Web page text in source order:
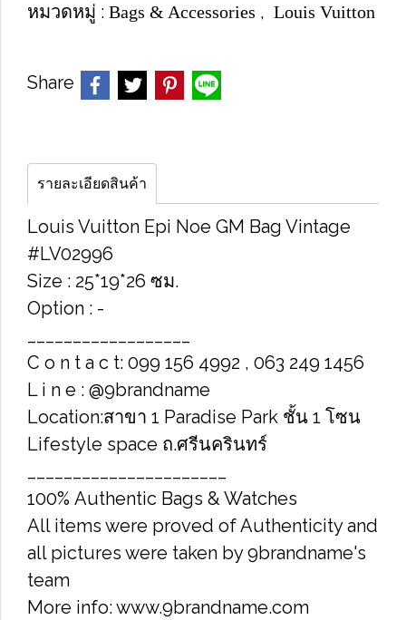
หมวดหมู่ : Bags & Accessories , Louis Vuitton
Share
รายละเอียดสินค้า
Louis Vuitton Epi Noe GM Bag Vintage
#LV02996
Size : 25*19*26 ซม.
Option : -
C o n t a c t: 099 156 4992 , 063 249 1456
L i n e : @9brandname
Location:สาขา 1 Paradise Park ชั้น 1 โซน
Lifestyle space ถ.ศรีนครินทร์
100% Authentic Bags & Watches
All items were proved of Authenticity and
all pictures were taken by 9brandname's
team
More info: www.9brandname.com